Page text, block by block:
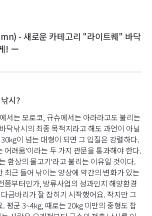
- 새로운 카테고리 "라이트퀘" 바닥
! ー
시?
서는 모로코, 규슈에서는 아라라고도 불리는
닥낚시의 최종 목적지라고 해도 과언이 아닐
이 넘는 대형이 되면 그 입질은 강렬하다.
어려움'이라는 두 가지 관문을 통과해야 한다.
환상의 물고기'라고 불리는 이유일 것이다.
최근 들어 낚이는 양상에 약간의 변화가 있는
쯤부터인가, 방류사업의 성과인지 해양환경
금바리가 잘 잡히기 시작했어요. 작지만 그
평균 3~4kg, 때로는 20kg 미만의 중형도 잡